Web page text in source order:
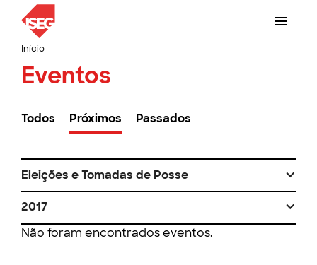
Início
Eventos
Todos Próximos Passados
Eleições e Tomadas de Posse
2017
Não foram encontrados eventos.